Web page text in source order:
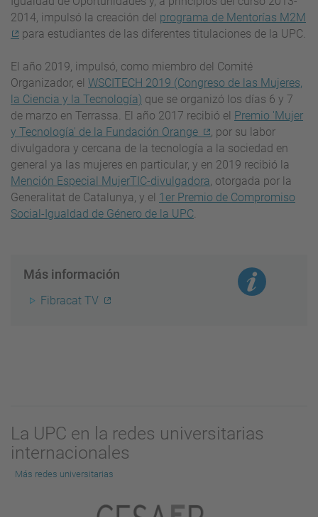
2014, impulsó la creación del programa de Mentorías M2M
para estudiantes de las diferentes titulaciones de la UPC.
El año 2019, impulsó, como miembro del Comité
Organizador, el WSCITECH 2019 (Congreso de las Mujeres,
la Ciencia y la Tecnología) que se organizó los días 6 y 7
de marzo en Terrassa. El año 2017 recibió el Premio 'Mujer
y Tecnología' de la Fundación Orange
, por su labor
divulgadora y cercana de la tecnología a la sociedad en
general ya las mujeres en particular, y en 2019 recibió la
Mención Especial MujerTIC-divulgadora, otorgada por la
Generalitat de Catalunya, y el 1er Premio de Compromiso
Social-Igualdad de Género de la UPC.
Más información
Fibracat TV
La UPC en la redes universitarias
internacionales
Más redes universitarias